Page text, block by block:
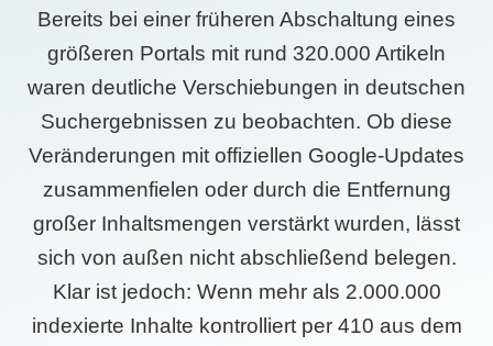
Bereits bei einer früheren Abschaltung eines
größeren Portals mit rund 320.000 Artikeln
waren deutliche Verschiebungen in deutschen
Suchergebnissen zu beobachten. Ob diese
Veränderungen mit offiziellen Google-Updates
zusammenfielen oder durch die Entfernung
großer Inhaltsmengen verstärkt wurden, lässt
sich von außen nicht abschließend belegen.
Klar ist jedoch: Wenn mehr als 2.000.000
indexierte Inhalte kontrolliert per 410 aus dem